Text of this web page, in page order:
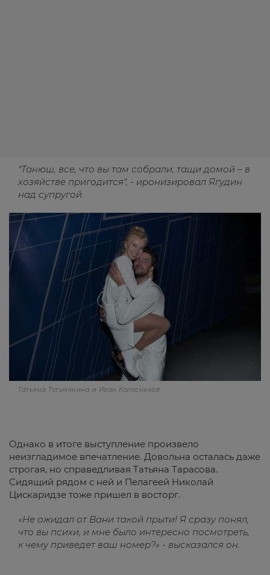
"Танюш, все, что вы там собрали, тащи домой – в
хозяйстве пригодится", - иронизировал Ягудин
над супругой.
Татьяна Тотьмянина и Иван Колесников
Однако в итоге выступление произвело
неизгладимое впечатление. Довольна осталась даже
строгая, но справедливая Татьяна Тарасова.
Сидящий рядом с ней и Пелагеей Николай
Цискаридзе тоже пришел в восторг.
«Не ожидал от Вани такой прыти! Я сразу понял,
что вы психи, и мне было интересно посмотреть,
к чему приведет ваш номер?» - высказался он.